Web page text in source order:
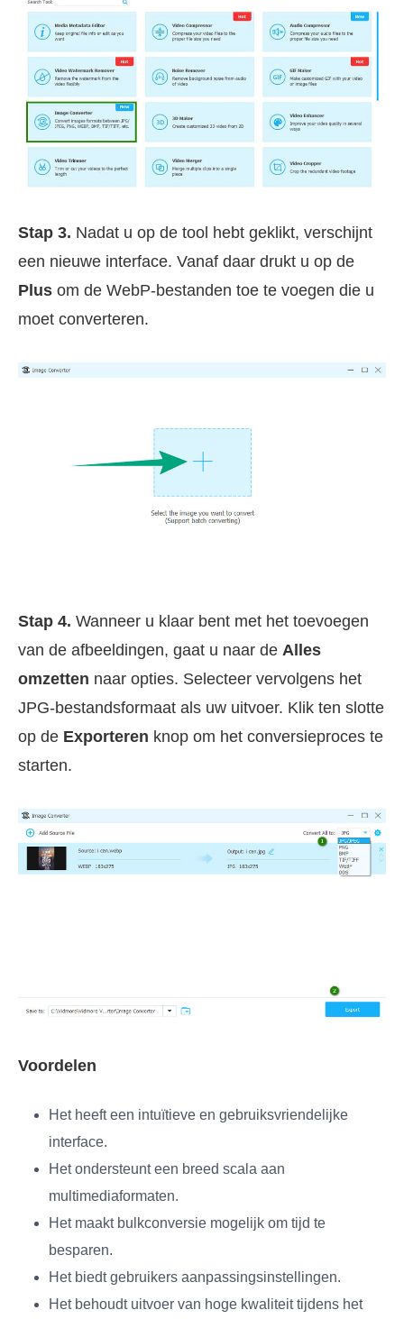
Stap 3. Nadat u op de tool hebt geklikt, verschijnt
een nieuwe interface. Vanaf daar drukt u op de
Plus om de WebP-bestanden toe te voegen die u
moet converteren.
Stap 4. Wanneer u klaar bent met het toevoegen
van de afbeeldingen, gaat u naar de Alles
omzetten naar opties. Selecteer vervolgens het
JPG-bestandsformaat als uw uitvoer. Klik ten slotte
op de Exporteren knop om het conversieproces te
starten.
Voordelen
Het heeft een intuïtieve en gebruiksvriendelijke
interface.
Het ondersteunt een breed scala aan
multimediaformaten.
Het maakt bulkconversie mogelijk om tijd te
besparen.
Het biedt gebruikers aanpassingsinstellingen.
Het behoudt uitvoer van hoge kwaliteit tijdens het